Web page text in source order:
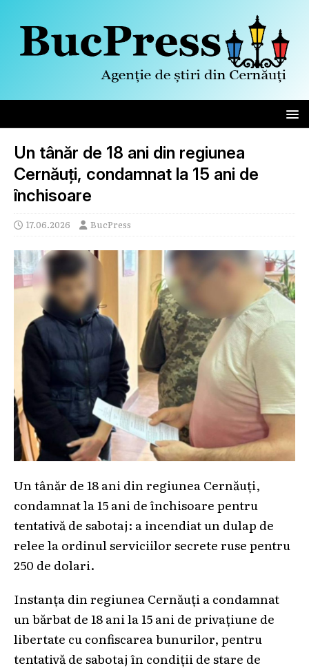
Un tânăr de 18 ani din regiunea
Cernăuți, condamnat la 15 ani de
închisoare
17.06.2026 BucPress
Un tânăr de 18 ani din regiunea Cernăuți,
condamnat la 15 ani de închisoare pentru
tentativă de sabotaj: a incendiat un dulap de
relee la ordinul serviciilor secrete ruse pentru
250 de dolari.
Instanța din regiunea Cernăuți a condamnat
un bărbat de 18 ani la 15 ani de privațiune de
libertate cu confiscarea bunurilor, pentru
tentativă de sabotaj în condiții de stare de